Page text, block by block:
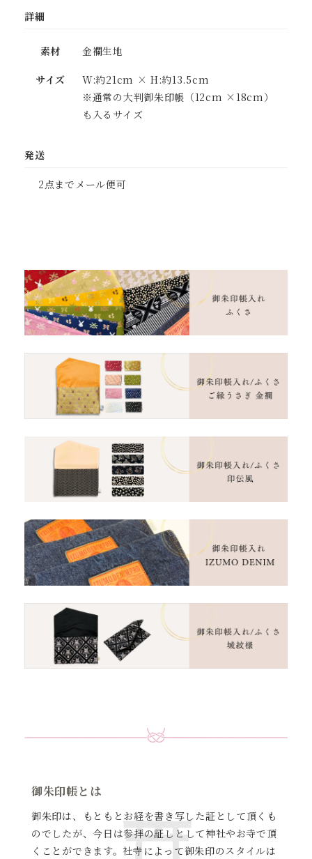
詳細
素材 金襴生地
サイズ
W:約21cm × H:約13.5cm
※通常の大判御朱印帳（12cm ×18cm）
も入るサイズ
発送
2点までメール便可
御朱印帳とは
御朱印は、もともとお経を書き写した証として頂くも
のでしたが、今日は参拝の証しとして神社やお寺で頂
くことができます。社寺によって御朱印のスタイルは